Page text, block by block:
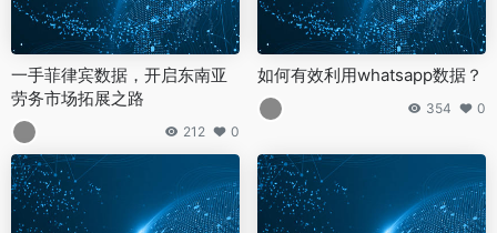
一手菲律宾数据，开启东南亚
劳务市场拓展之路
212 0
如何有效利用whatsapp数据？
354 0